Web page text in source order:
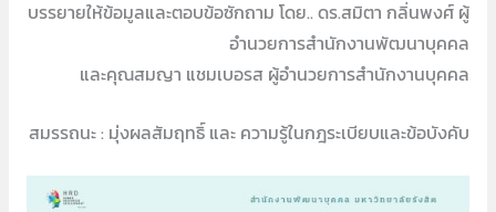
บรรยายให้ข้อมูลและตอบข้อซักถาม โดย.. ดร.สมิตา กลิ่นพงศ์ ผู้
อำนวยการสำนักงานพัฒนาบุคคล
และคุณสมญา แชมเบอรส ผู้อำนวยการสำนักงานบุคคล
สมรรถนะ : มุ่งผลสัมฤทธิ์ และ ความรู้ในกฎระเบียบและข้อบังคับ